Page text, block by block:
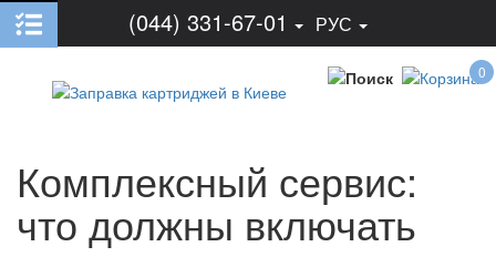
(044) 331-67-01 РУС
0
Комплексный сервис:
что должны включать